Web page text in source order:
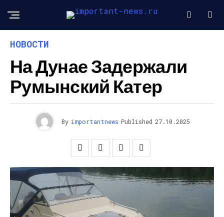
НОВОСТИ
На Дунае Задержали
Румынский Катер
By importantnews Published 27.10.2025